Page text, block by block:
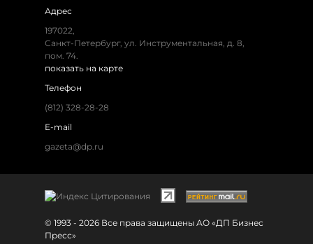
Адрес
197022,
Санкт-Петербург, ул. Инструментальная, д. 8,
пом. 74.
показать на карте
Телефон
(812) 328-28-28
E-mail
gazeta@dp.ru
© 1993 - 2026 Все права защищены АО «ДП Бизнес
Пресс»